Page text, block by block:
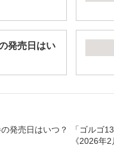
発売日はい
発売日はいつ？
「ゴルゴ
《2026年2